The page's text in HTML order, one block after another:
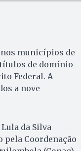
municípios de
títulos de domínio
Federal. A
a nove
da Silva
Coordenação